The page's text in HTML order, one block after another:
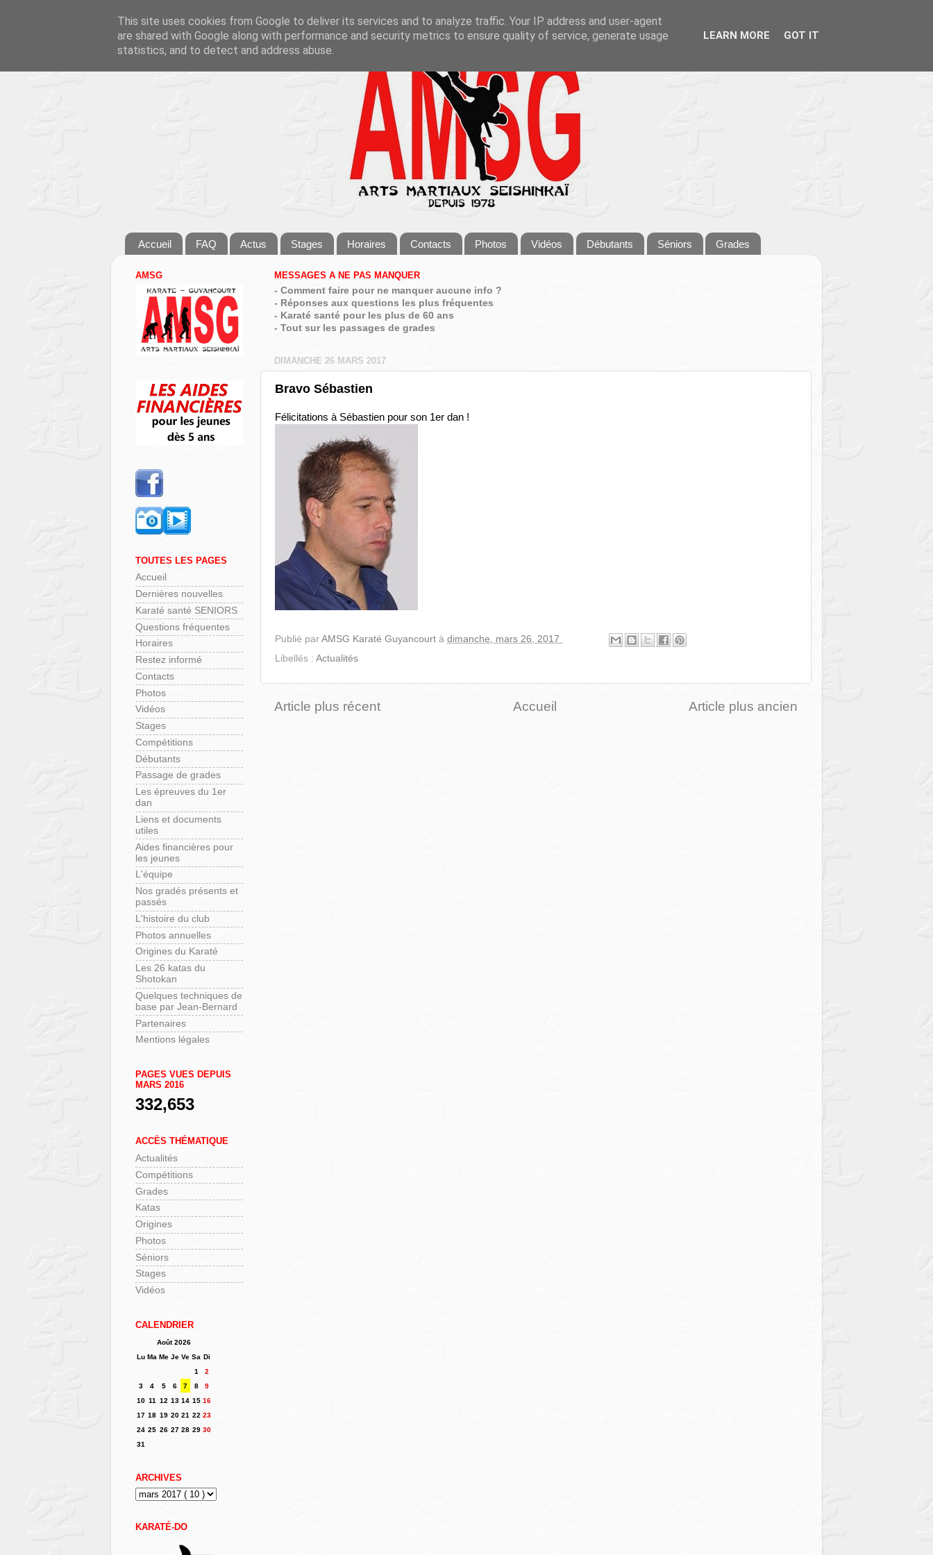
Accueil FAQ Actus Stages Horaires Contacts Photos Vidéos Débutants Séniors Grades
MESSAGES A NE PAS MANQUER
- Comment faire pour ne manquer aucune info ?
- Réponses aux questions les plus fréquentes
- Karaté santé pour les plus de 60 ans
- Tout sur les passages de grades
DIMANCHE 26 MARS 2017
Bravo Sébastien
Félicitations à Sébastien pour son 1er dan !
Publié par AMSG Karaté Guyancourt à dimanche, mars 26, 2017
Libellés : Actualités
Article plus récent Article plus ancien
Accueil
AMSG
TOUTES LES PAGES
Accueil
Dernières nouvelles
Karaté santé SENIORS
Questions fréquentes
Horaires
Restez informé
Contacts
Photos
Vidéos
Stages
Compétitions
Débutants
Passage de grades
Les épreuves du 1er
dan
Liens et documents
utiles
Aides financières pour
les jeunes
L'équipe
Nos gradés présents et
passés
L'histoire du club
Photos annuelles
Origines du Karaté
Les 26 katas du
Shotokan
Quelques techniques de
base par Jean-Bernard
Partenaires
Mentions légales
PAGES VUES DEPUIS
MARS 2016
332,653
ACCÈS THÉMATIQUE
Actualités
Compétitions
Grades
Katas
Origines
Photos
Séniors
Stages
Vidéos
CALENDRIER
Août 2026
Lu Ma Me Je Ve Sa Di
1
2
3
4 5 6 7 8
9
10 11 12 13 14 15 16
17 18 19 20 21 22 23
24 25 26 27 28 29 30
31
ARCHIVES
KARATÉ-DO
This site uses cookies from Google to deliver its services and to analyze traffic. Your IP address and user-agent
are shared with Google along with performance and security metrics to ensure quality of service, generate usage
statistics, and to detect and address abuse.
LEARN MORE GOT IT